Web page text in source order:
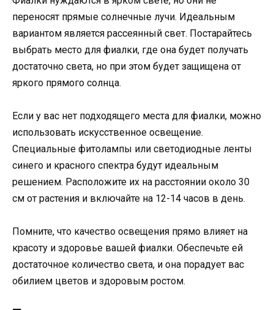
переносят прямые солнечные лучи. Идеальным
вариантом является рассеянный свет. Постарайтесь
выбрать место для фиалки, где она будет получать
достаточно света, но при этом будет защищена от
яркого прямого солнца.
Если у вас нет подходящего места для фиалки, можно
использовать искусственное освещение.
Специальные фитолампы или светодиодные ленты
синего и красного спектра будут идеальным
решением. Расположите их на расстоянии около 30
см от растения и включайте на 12-14 часов в день.
Помните, что качество освещения прямо влияет на
красоту и здоровье вашей фиалки. Обеспечьте ей
достаточное количество света, и она порадует вас
обилием цветов и здоровым ростом.